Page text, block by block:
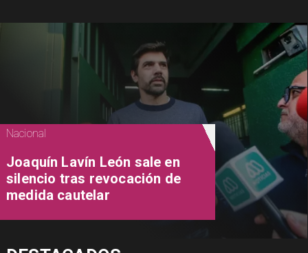
Nacional
Joaquín Lavín León sale en
silencio tras revocación de
medida cautelar